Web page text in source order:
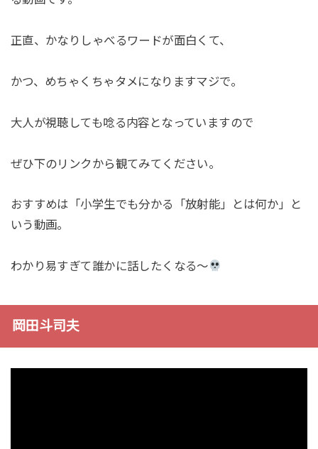
正直、かなりしゃべるワードが面白くて、
かつ、めちゃくちゃタメになりますマジで。
大人が視聴しても唸る内容となっていますので
ぜひ下のリンクから観てみてください。
おすすめは「小学生でも分かる「放射能」とは何か」と
いう動画。
わかり易すぎて誰かに話したくなる〜
岡田斗司夫